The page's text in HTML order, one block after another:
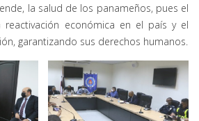
la salud de los panameños, pues el
reactivación económica en el país y el
garantizando sus derechos humanos.